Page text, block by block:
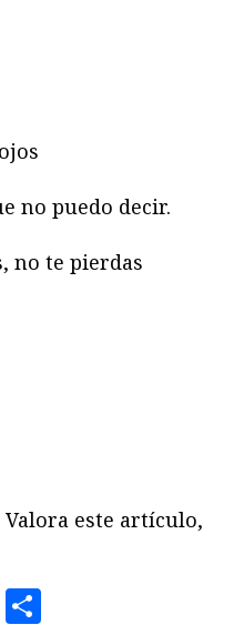
no puedo decir.
no te pierdas
Valora este artículo,
Email